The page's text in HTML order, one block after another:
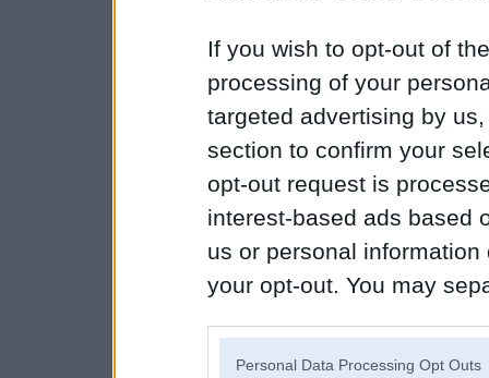
If you wish to opt-out of
processing of your
targeted advertising by
section to confirm your
opt-out request is
interest-based ads based
us or personal
your opt-out. You may
Personal Data Processing Opt Outs